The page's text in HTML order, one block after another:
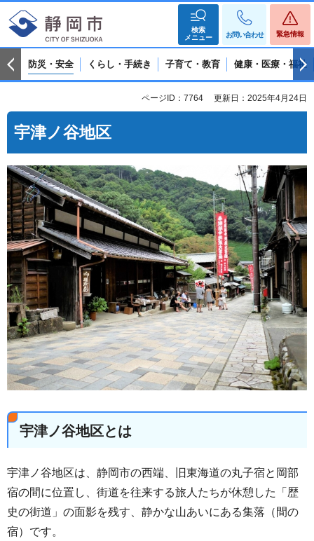
検索
メニュー
お問い合わせ 緊急情報
防災・安全 くらし・手続き 子育て・教育 健康・医療・福祉
ページID：7764 更新日：2025年4月24日
宇津ノ谷地区
宇津ノ谷地区とは
宇津ノ谷地区は、静岡市の西端、旧東海道の丸子宿と岡部
宿の間に位置し、街道を往来する旅人たちが休憩した「歴
史の街道」の面影を残す、静かな山あいにある集落（間の
宿）です。